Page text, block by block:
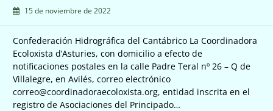
15 de noviembre de 2022
Confederación Hidrográfica del Cantábrico La Coordinadora
Ecoloxista d’Asturies, con domicilio a efecto de
notificaciones postales en la calle Padre Teral nº 26 – Q de
Villalegre, en Avilés, correo electrónico
correo@coordinadoraecoloxista.org, entidad inscrita en el
registro de Asociaciones del Principado…